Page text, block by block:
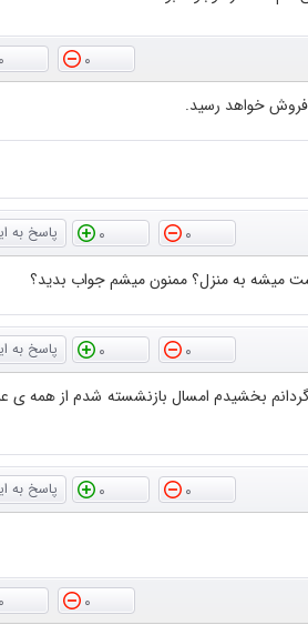
0
0
0
0
میشه به منزل؟ ممنون میشم جواب بدید؟
0
0
بخشیدم امسال بازنشسته شدم از همه ی
0
0
0
0